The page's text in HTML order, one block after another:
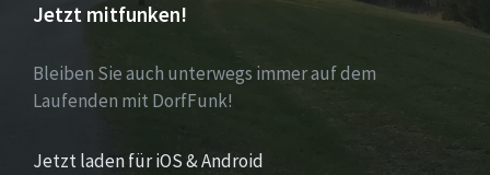
Jetzt mitfunken!
Bleiben Sie auch unterwegs immer auf dem
Laufenden mit DorfFunk!
Jetzt laden für iOS & Android